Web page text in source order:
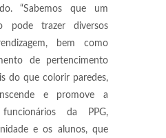
“Sabemos que um
pode trazer diversos
bem como
de pertencimento
do que colorir paredes,
e promove a
da PPG,
e os alunos, que